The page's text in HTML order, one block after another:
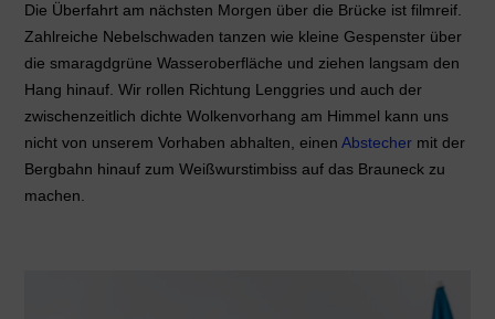
Die Überfahrt am nächsten Morgen über die Brücke ist filmreif.
Zahlreiche Nebelschwaden tanzen wie kleine Gespenster über
die smaragdgrüne Wasseroberfläche und ziehen langsam den
Hang hinauf. Wir rollen Richtung Lenggries und auch der
zwischenzeitlich dichte Wolkenvorhang am Himmel kann uns
nicht von unserem Vorhaben abhalten, einen Abstechermit der
Bergbahn hinauf zum Weißwurstimbiss auf das Brauneck zu
machen.